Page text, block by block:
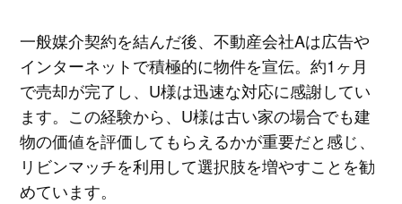
一般媒介契約を結んだ後、不動産会社Aは広告や
インターネットで積極的に物件を宣伝。約1ヶ月
で売却が完了し、U様は迅速な対応に感謝してい
ます。この経験から、U様は古い家の場合でも建
物の価値を評価してもらえるかが重要だと感じ、
リビンマッチを利用して選択肢を増やすことを勧
めています。